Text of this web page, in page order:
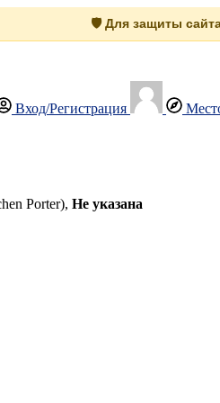
🛡️ Для защиты
Вход/Регистрация
Рorter), Не указана